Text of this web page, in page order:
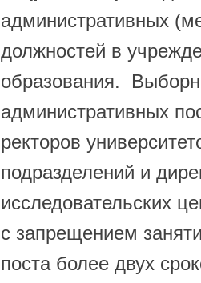
административных
должностей в
образования.
административных
ректоров
подразделений и
исследовательских
с запрещением
поста более двух